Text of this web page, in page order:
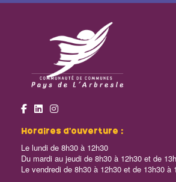
Horaires d’ouverture :
Le lundi de 8h30 à 12h30
Du mardi au jeudi de 8h30 à 12h30 et de
Le vendredi de 8h30 à 12h30 et de 13h30 à